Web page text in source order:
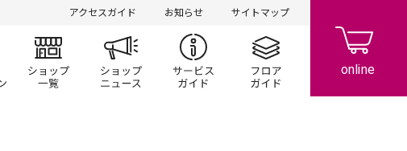
アクセスガイド お知らせ サイトマップ
イベント/キャンペーン
ショップ一覧 ショップニュースサービスガイドフロアガイド